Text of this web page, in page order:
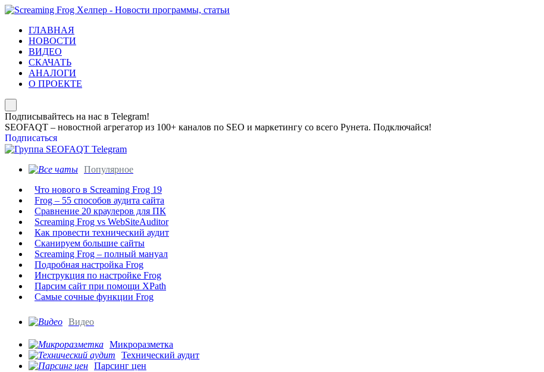
ГЛАВНАЯ
НОВОСТИ
ВИДЕО
СКАЧАТЬ
АНАЛОГИ
О ПРОЕКТЕ
Подписывайтесь на нас в Telegram!
SEOFAQT – новостной агрегатор из 100+ каналов по SEO и маркетингу со всего Рунета. Подключайся!
Подписаться
Популярное
Что нового в Screaming Frog 19
Frog – 55 способов аудита сайта
Сравнение 20 краулеров для ПК
Screaming Frog vs WebSiteAuditor
Как провести технический аудит
Сканируем большие сайты
Screaming Frog – полный мануал
Подробная настройка Frog
Инструкция по настройке Frog
Парсим сайт при помощи XPath
Самые сочные функции Frog
Видео
Микроразметка
Технический аудит
Парсинг цен